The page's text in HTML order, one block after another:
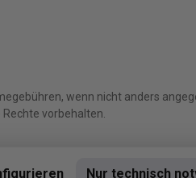
wenn nicht anders
vorbehalten.
Nur technisch